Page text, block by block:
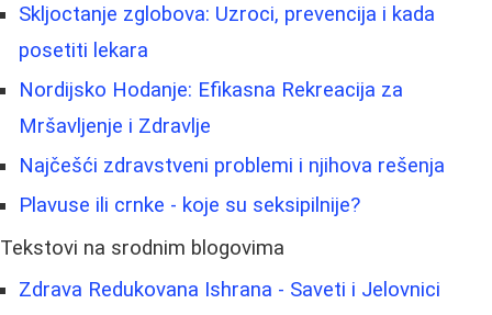
Skljoctanje zglobova: Uzroci, prevencija i kada
posetiti lekara
Nordijsko Hodanje: Efikasna Rekreacija za
Mršavljenje i Zdravlje
Najčešći zdravstveni problemi i njihova rešenja
Plavuse ili crnke - koje su seksipilnije?
Tekstovi na srodnim blogovima
Zdrava Redukovana Ishrana - Saveti i Jelovnici